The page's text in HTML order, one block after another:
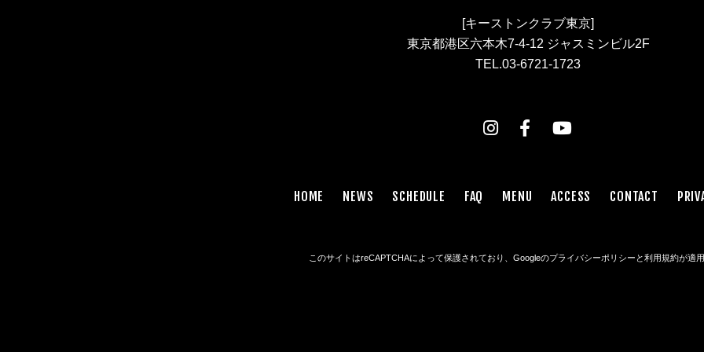
[キーストンクラブ東京]
東京都港区六本木7-4-12 ジャスミンビル2F
TEL.03-6721-1723
HOME NEWS SCHEDULE FAQ MENU ACCESS CONTACT
このサイトはreCAPTCHAによって保護されており、Googleのプライバシーポリシー と利用規約が適